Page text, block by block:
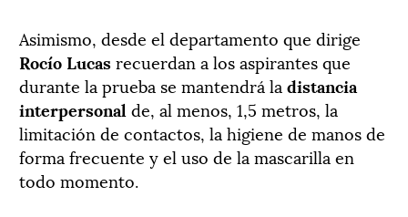
Asimismo, desde el departamento que dirige
Rocío Lucasrecuerdan a los aspirantes que
durante la prueba se mantendrá la distancia
interpersonal de, al menos, 1,5 metros, la
limitación de contactos, la higiene de manos de
forma frecuente y el uso de la mascarilla en
todo momento.